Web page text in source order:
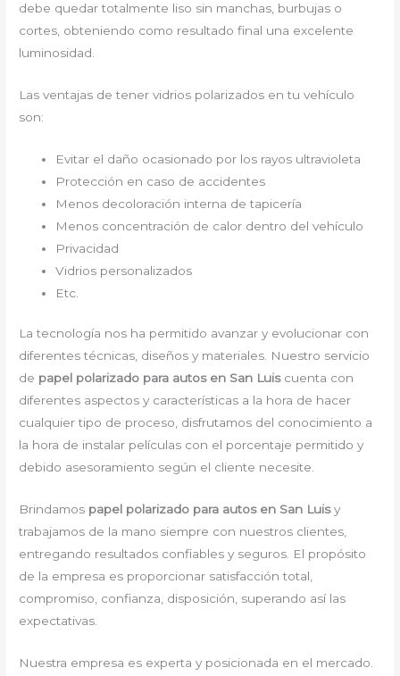
debe quedar totalmente liso sin manchas, burbujas o
cortes, obteniendo como resultado final una excelente
luminosidad.
Las ventajas de tener vidrios polarizados en tu vehículo
son:
Evitar el daño ocasionado por los rayos ultravioleta
Protección en caso de accidentes
Menos decoloración interna de tapicería
Menos concentración de calor dentro del vehículo
Privacidad
Vidrios personalizados
Etc.
La tecnología nos ha permitido avanzar y evolucionar con
diferentes técnicas, diseños y materiales. Nuestro servicio
de papel polarizado para autos en San Luiscuenta con
diferentes aspectos y características a la hora de hacer
cualquier tipo de proceso, disfrutamos del conocimiento a
la hora de instalar películas con el porcentaje permitido y
debido asesoramiento según el cliente necesite.
Brindamos papel polarizado para autos en San Luisy
trabajamos de la mano siempre con nuestros clientes,
entregando resultados confiables y seguros. El propósito
de la empresa es proporcionar satisfacción total,
compromiso, confianza, disposición, superando así las
expectativas.
Nuestra empresa es experta y posicionada en el mercado.